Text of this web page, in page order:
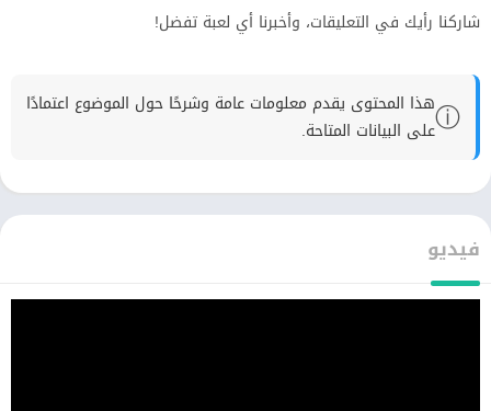
شاركنا رأيك في التعليقات، وأخبرنا أي لعبة تفضل!
ⓘهذا المحتوى يقدم معلومات عامة وشرحًا حول الموضوع اعتمادًا
على البيانات المتاحة.
فيديو